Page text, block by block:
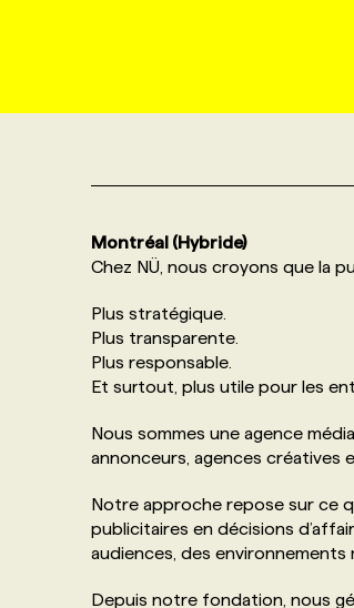
ANNONCEZ AVEC NOUS
Montréal (Hybride)
Chez NÜ, nous croyons que la
Plus stratégique.
Plus transparente.
Plus responsable.
Et surtout, plus utile pour les
Nous sommes une agence
annonceurs, agences créatives
Notre approche repose sur ce
publicitaires en décisions
audiences, des environnements
Depuis notre fondation, nous